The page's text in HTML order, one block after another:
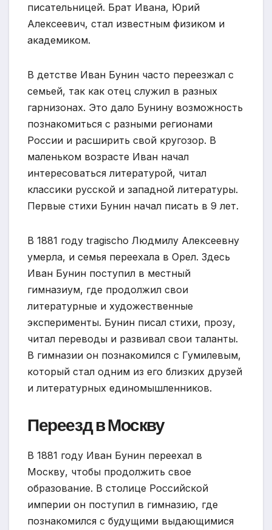
писательницей. Брат Ивана, Юрий
Алексеевич, стал известным физиком и
академиком.
В детстве Иван Бунин часто переезжал с
семьей, так как отец служил в разных
гарнизонах. Это дало Бунину возможность
познакомиться с разными регионами
России и расширить свой кругозор. В
маленьком возрасте Иван начал
интересоваться литературой, читал
классики русской и западной литературы.
Первые стихи Бунин начал писать в 9 лет.
В 1881 году tragischо Людмилу Алексеевну
умерла, и семья переехала в Орел. Здесь
Иван Бунин поступил в местный
гимназиум, где продолжил свои
литературные и художественные
эксперименты. Бунин писал стихи, прозу,
читал переводы и развивал свои таланты.
В гимназии он познакомился с Гумилевым,
который стал одним из его близких друзей
и литературных единомышленников.
Переезд в Москву
В 1881 году Иван Бунин переехал в
Москву, чтобы продолжить свое
образование. В столице Российской
империи он поступил в гимназию, где
познакомился с будущими выдающимися